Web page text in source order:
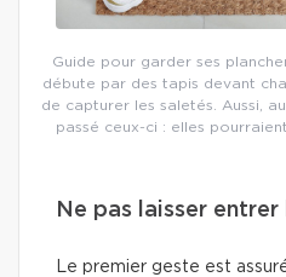
Guide pour garder ses
débute par des tapis devant
de capturer les saletés. Aussi,
passé ceux-ci : elles
Ne pas laisser entrer
Le premier geste est